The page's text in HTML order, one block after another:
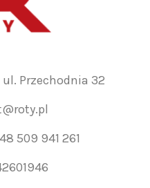
Przechodnia 32
509 941 261